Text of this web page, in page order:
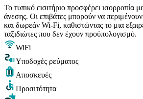
Το τυπικό εισιτήριο προσφέρει ισορροπία
άνεσης. Οι επιβάτες μπορούν να
και δωρεάν Wi-Fi, καθιστώντας το μια
ταξιδιώτες που δεν έχουν προϋπολογισμό.
WiFi
Υποδοχές ρεύματος
Αποσκευές
Προσιτότητα